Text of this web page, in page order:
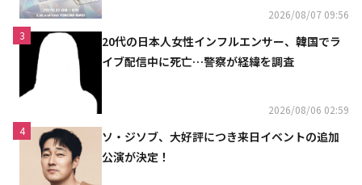
2026/08/07 09:56
3
20代の日本人女性インフルエンサー、韓国でラ
イブ配信中に死亡…警察が経緯を調査
2026/08/06 02:59
4
ソ・ジソブ、大好評につき来日イベントの追加
公演が決定！